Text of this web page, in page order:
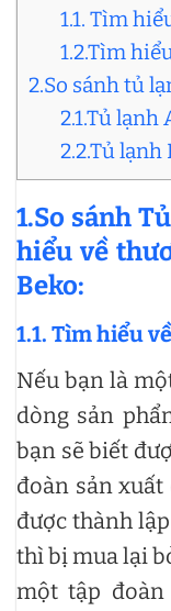
1.1. Tìm
1.2.Tìm
2.So sánh tủ
2.1.Tủ lạnh
2.2.Tủ lạnh
1.So sánh
hiểu về
Beko:
1.1. Tìm hiểu
Nếu bạn là
dòng sản
bạn sẽ biết
đoàn sản
được thành
thì bị mua lại
một tập đoàn